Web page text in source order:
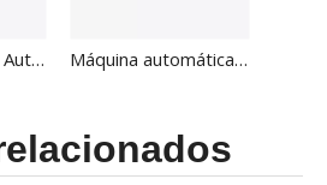
Sellador al Vacío Automático Continuo Ecológico HVB-1020F/2 Máquina automática de envasado al vacío continuo tipo almohada con costo HVB-1020F/1